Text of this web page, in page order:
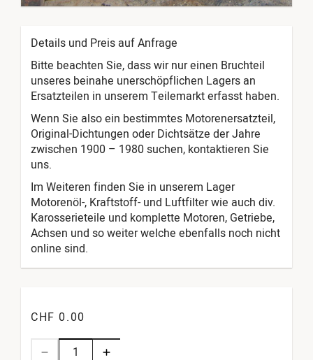
Details und Preis auf Anfrage
Bitte beachten Sie, dass wir nur einen Bruchteil
unseres beinahe unerschöpflichen Lagers an
Ersatzteilen in unserem Teilemarkt erfasst haben.
Wenn Sie also ein bestimmtes Motorenersatzteil,
Original-Dichtungen oder Dichtsätze der Jahre
zwischen 1900 – 1980 suchen, kontaktieren Sie
uns.
Im Weiteren finden Sie in unserem Lager
Motorenöl-, Kraftstoff- und Luftfilter wie auch div.
Karosserieteile und komplette Motoren, Getriebe,
Achsen und so weiter welche ebenfalls noch nicht
online sind.
CHF 0.00